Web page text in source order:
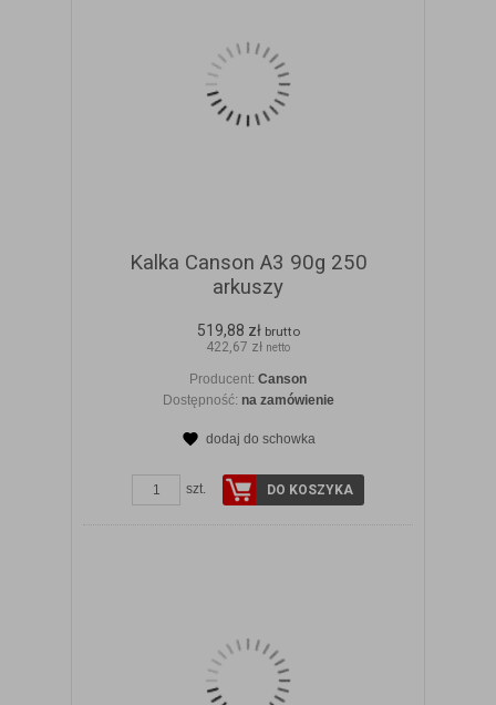
Kalka Canson A3 90g 250
arkuszy
519,88 zł brutto
422,67 zł netto
Producent: Canson
Dostępność: na zamówienie
dodaj do schowka
szt. DO KOSZYKA